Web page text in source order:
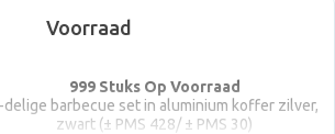
Voorraad
999 Stuks Op Voorraad
delige barbecue set in aluminium koffer zilver,
zwart (± PMS 428/ ± PMS 30)